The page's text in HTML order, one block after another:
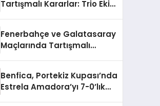
Tartışmalı Kararlar: Trio Ekip
Fenerbahçe ve Galatasaray
Maçlarında Tartışmalı
Benfica, Portekiz Kupası’nda
Estrela Amadora’yı 7-0’lık